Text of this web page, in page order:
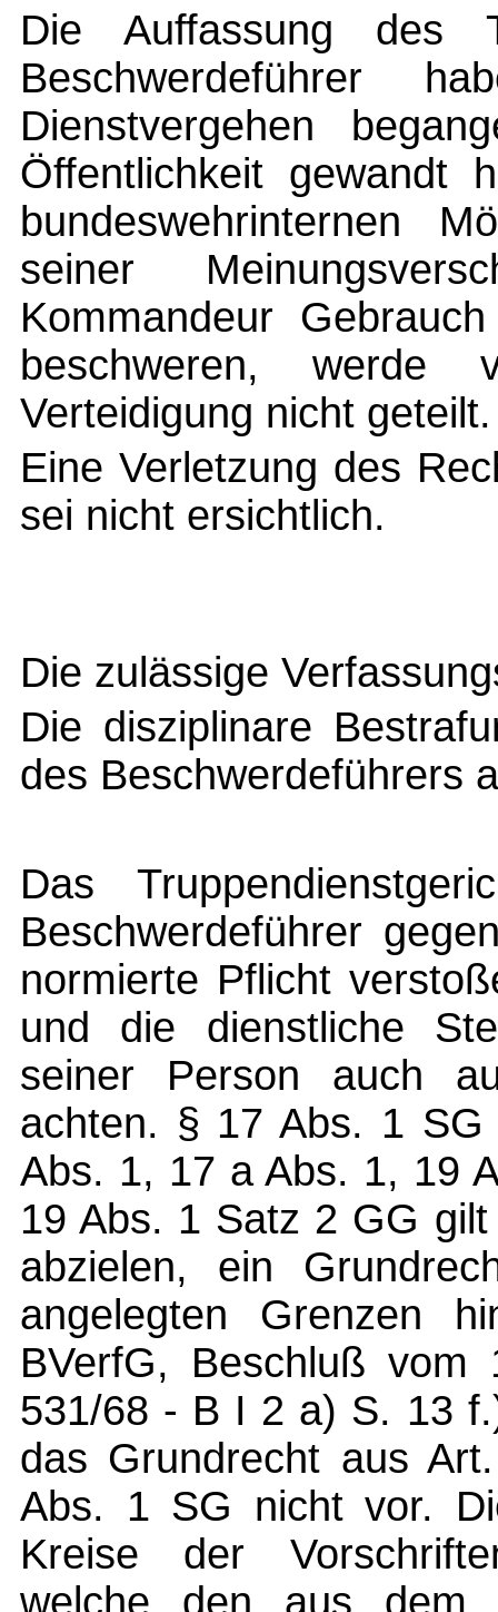
Die Auffassung des
Beschwerdeführer
Dienstvergehen
Öffentlichkeit gewandt
bundeswehrinternen
seiner
Kommandeur
beschweren, werde
Verteidigung nicht geteilt.
Eine Verletzung des
sei nicht ersichtlich.
Die zulässige
Die disziplinare
des Beschwerdeführers
Das
Beschwerdeführer
normierte Pflicht
und die dienstliche
seiner Person auch
achten. § 17 Abs. 1
Abs. 1, 17 a Abs. 1, 19
19 Abs. 1 Satz 2 GG
abzielen, ein
angelegten Grenzen
BVerfG, Beschluß
531/68 - B I 2 a) S. 13
das Grundrecht aus
Abs. 1 SG nicht vor.
Kreise der
welche den aus dem